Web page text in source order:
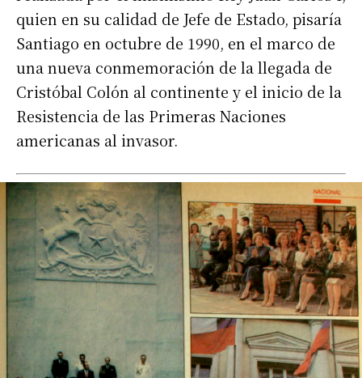
quien en su calidad de Jefe de Estado, pisaría
Santiago en octubre de 1990, en el marco de
una nueva conmemoración de la llegada de
Cristóbal Colón al continente y el inicio de la
Resistencia de las Primeras Naciones
americanas al invasor.